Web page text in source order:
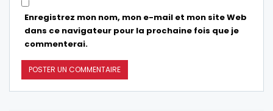
Enregistrez mon nom, mon e-mail et mon site Web
dans ce navigateur pour la prochaine fois que je
commenterai.